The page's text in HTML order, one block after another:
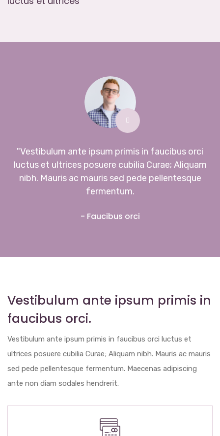
"Vestibulum ante ipsum primis in faucibus orci
luctus et ultrices posuere cubilia Curae; Aliquam
nibh. Mauris ac mauris sed pede pellentesque
fermentum.
- Faucibus orci
Vestibulum ante ipsum primis in
faucibus orci.
Vestibulum ante ipsum primis in faucibus orci luctus et
ultrices posuere cubilia Curae; Aliquam nibh. Mauris ac mauris
sed pede pellentesque fermentum. Maecenas adipiscing
ante non diam sodales hendrerit.